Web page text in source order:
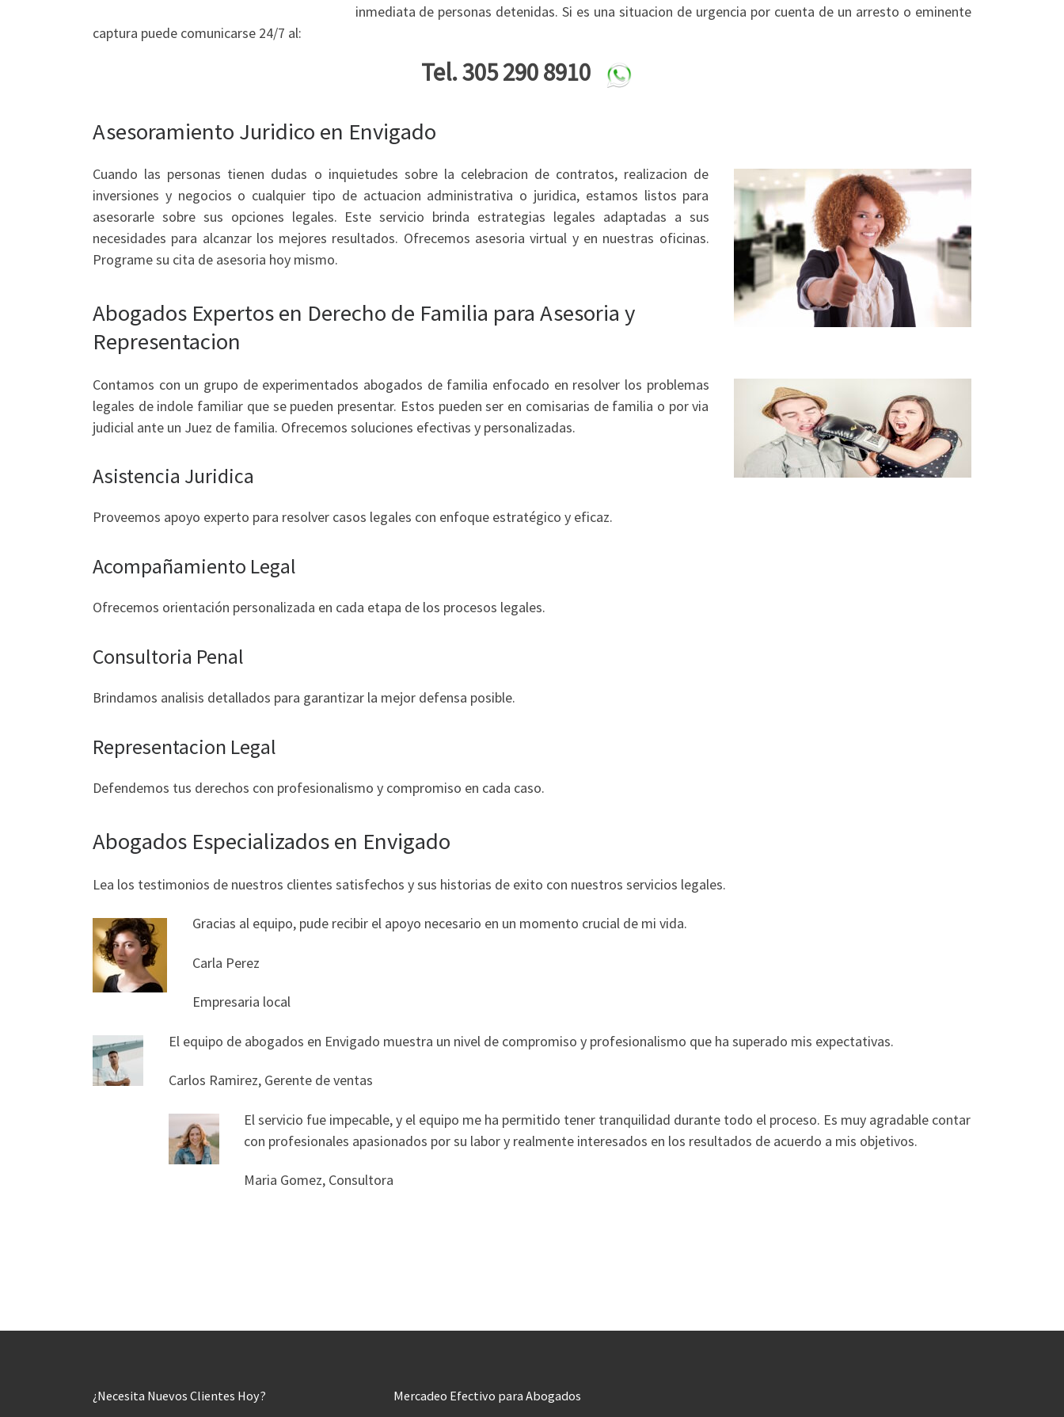
inmediata de personas detenidas. Si es una situacion de urgencia por cuenta de un arresto o eminente
captura puede comunicarse 24/7 al:
Tel. 305 290 8910
Asesoramiento Juridico en Envigado
Cuando las personas tienen dudas o inquietudes sobre la celebracion de contratos, realizacion de
inversiones y negocios o cualquier tipo de actuacion administrativa o juridica, estamos listos para
asesorarle sobre sus opciones legales. Este servicio brinda estrategias legales adaptadas a sus
necesidades para alcanzar los mejores resultados. Ofrecemos asesoria virtual y en nuestras oficinas.
Programe su cita de asesoria hoy mismo.
Abogados Expertos en Derecho de Familia para Asesoria y
Representacion
Contamos con un grupo de experimentados abogados de familia enfocado en resolver los problemas
legales de indole familiar que se pueden presentar. Estos pueden ser en comisarias de familia o por via
judicial ante un Juez de familia. Ofrecemos soluciones efectivas y personalizadas.
Asistencia Juridica
Proveemos apoyo experto para resolver casos legales con enfoque estratégico y eficaz.
Acompañamiento Legal
Ofrecemos orientación personalizada en cada etapa de los procesos legales.
Consultoria Penal
Brindamos analisis detallados para garantizar la mejor defensa posible.
Representacion Legal
Defendemos tus derechos con profesionalismo y compromiso en cada caso.
Abogados Especializados en Envigado
Lea los testimonios de nuestros clientes satisfechos y sus historias de exito con nuestros servicios legales.
Gracias al equipo, pude recibir el apoyo necesario en un momento crucial de mi vida.
Carla Perez
Empresaria local
El equipo de abogados en Envigado muestra un nivel de compromiso y profesionalismo que ha superado mis expectativas.
Carlos Ramirez, Gerente de ventas
El servicio fue impecable, y el equipo me ha permitido tener tranquilidad durante todo el proceso. Es muy agradable contar
con profesionales apasionados por su labor y realmente interesados en los resultados de acuerdo a mis objetivos.
Maria Gomez, Consultora
¿Necesita Nuevos Clientes Hoy? Mercadeo Efectivo para Abogados